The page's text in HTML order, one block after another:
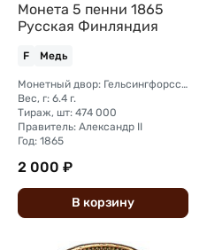
Монета 5 пенни 1865
Русская Финляндия
F Медь
Монетный двор: Гельсингфорсский монетный двор (Финляндия)
Вес, г: 6.4 г.
Тираж, шт: 474 000
Правитель: Александр II
Год: 1865
2 000 ₽
В корзину